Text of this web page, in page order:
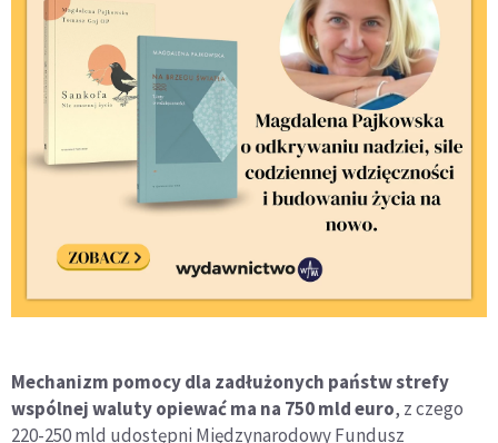
Mechanizm pomocy dla zadłużonych państw strefy
wspólnej waluty opiewać ma na 750 mld euro, z czego
220-250 mld udostępni Międzynarodowy Fundusz